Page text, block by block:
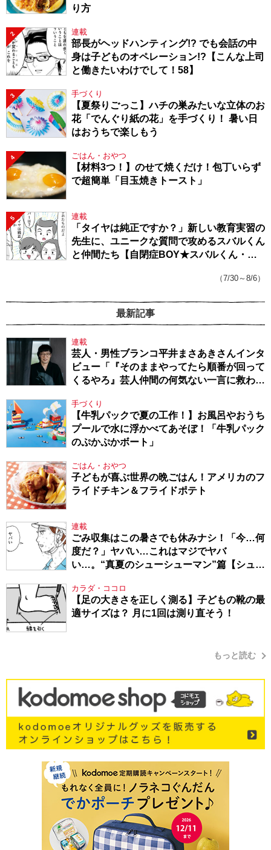
り方
2 連載
部長がヘッドハンティング!? でも会話の中
身は子どものオペレーション!?【こんな上司
と働きたいわけでして！58】
3 手づくり
【夏祭りごっこ】ハチの巣みたいな立体のお
花「でんぐり紙の花」を手づくり！ 暑い日
はおうちで楽しもう
4 ごはん・おやつ
【材料3つ！】のせて焼くだけ！包丁いらず
で超簡単「目玉焼きトースト」
5 連載
「タイヤは純正ですか？」新しい教育実習の
先生に、ユニークな質問で攻めるスバルくん
と仲間たち【自閉症BOY★スバルくん・
（7/30～8/6）
最新記事
連載
芸人・男性ブランコ平井まさあきさんインタ
ビュー「『そのままやってたら順番が回って
くるやろ』芸人仲間の何気ない一言に救われ
手づくり
【牛乳パックで夏の工作！】お風呂やおうち
プールで水に浮かべてあそぼ！「牛乳パック
のぷかぷかボート」
ごはん・おやつ
子どもが喜ぶ世界の晩ごはん！アメリカのフ
ライドチキン＆フライドポテト
連載
ごみ収集はこの暑さでも休みナシ！「今…何
度だ？」ヤバい…これはマジでヤバ
い…。“真夏のシューシューマン”篇【シュー
カラダ・ココロ
【足の大きさを正しく測る】子どもの靴の最
適サイズは？ 月に1回は測り直そう！
もっと読む